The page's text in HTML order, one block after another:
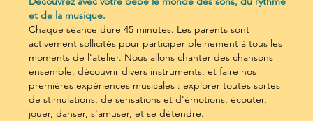
et de la musique.
Chaque séance dure 45 minutes. Les parents sont
activement sollicités pour participer pleinement à tous les
moments de l'atelier. Nous allons chanter des chansons
ensemble, découvrir divers instruments, et faire nos
premières expériences musicales : explorer toutes sortes
de stimulations, de sensations et d'émotions, écouter,
jouer, danser, s'amuser, et se détendre.